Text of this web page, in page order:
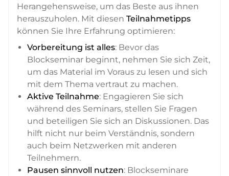
Herangehensweise, um das Beste aus ihnen
herauszuholen. Mit diesen Teilnahmetipps
können Sie Ihre Erfahrung optimieren:
Vorbereitung ist alles: Bevor das
Blockseminar beginnt, nehmen Sie sich Zeit,
um das Material im Voraus zu lesen und sich
mit dem Thema vertraut zu machen.
Aktive Teilnahme: Engagieren Sie sich
während des Seminars, stellen Sie Fragen
und beteiligen Sie sich an Diskussionen. Das
hilft nicht nur beim Verständnis, sondern
auch beim Netzwerken mit anderen
Teilnehmern.
Pausen sinnvoll nutzen: Blockseminare